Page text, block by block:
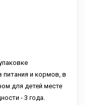
питания и кормов, в
для детей месте
- 3 года.